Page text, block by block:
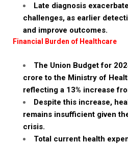
Late diagnosis
challenges, as earlier
and improve outcomes.
Financial Burden of Healthcare
The Union Budget for
crore to the Ministry of
reflecting a 13% increase
Despite this increase,
remains insufficient given
crisis.
Total current health